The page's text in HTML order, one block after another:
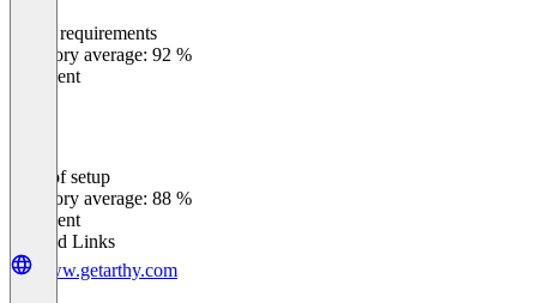
Meets requirements
Category average: 92 %
Excellent
Ease of setup
Category average: 88 %
Excellent
Related Links
www.getarthy.com